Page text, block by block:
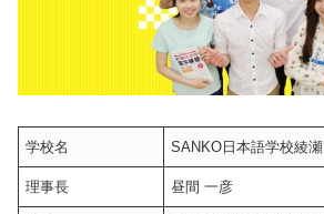
学校名 SANKO日本語学校綾瀬
理事長 昼間 一彦